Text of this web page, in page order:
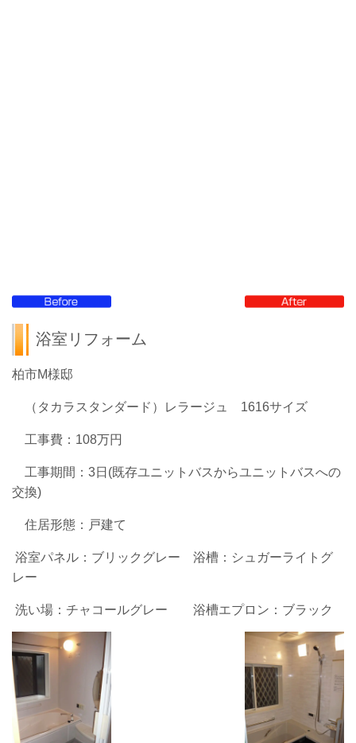
浴室リフォーム
柏市M様邸
（タカラスタンダード）レラージュ 1616サイズ
工事費：108万円
工事期間：3日(既存ユニットバスからユニットバスへの
交換)
住居形態：戸建て
浴室パネル：ブリックグレー 浴槽：シュガーライトグ
レー
洗い場：チャコールグレー 浴槽エプロン：ブラック